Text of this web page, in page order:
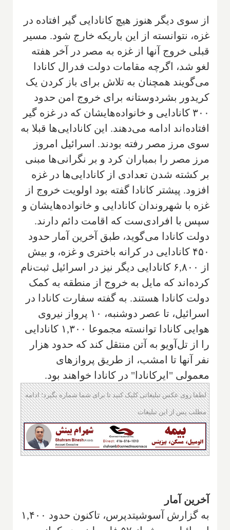
از سوی دیگر هنوز هیچ کانادایی گیر افتاده در
غزه، نتوانسته از این باریکه خارج شود. مسیر
قبلی خروج آنها از غزه به مصر در آخر هفته
لغو شد، اگرچه مقامات دولت فدرال کانادا
می‌گویند همچنان به تلاش برای باز کردن یک
کریدور بشردوستانه برای خروج امن حدود
۳۰۰ کانادایی و خانواده‌هایشان که در غزه گیر
افتاده‌اند ادامه می‌دهند. این کانادایی‌ها قبلا به
سوی مرز مصر رفته بودند. اسرائیل امروز
مرز مصر را بمباران کرد و بر نگرانی‌ها مبنی
بر کشته شدن تعدادی از کانادایی‌ها در غزه
افزود. پیشتر کانادا گفته بود اولویت خروج از
غزه با شهروندان کانادایی و خانواده‌هایشان و
سپس با افرادی‌ست که اقامت دائم دارند.
دولت کانادا می‌گوید، طبق آخرین آمار حدود
۴۵۰ کانادایی در کرانه باختری و غزه، و بیش
از ۶,۸۰۰ کانادایی دیگر نیز در اسرائیل ثبت‌نام
کرده‌اند که مایل به خروج از منطقه به کمک
دولت کانادا هستند. به گفته سفارت کانادا در
اسرائیل، تا عصر دوشنبه، ۱۰ پرواز نیروی
هوایی کانادا توانسته مجموعا ۱,۳۰۰ کانادایی
را از تل‌آویو به آتن منتقل کند که حدود هزار
نفر آنها تا امشب، از طریق پروازهای
معمولی "ایرکانادا" در کانادا خواهند بود.
لطفا روی عکس تبلیغاتی کلیک کنید تا برای شما شماره بگیرد؛ ادامه
مطلب پس از این تبلیغات
آخرین آمار
به گزارش آسوشیتدپرس، تاکنون حدود ۱,۴۰۰